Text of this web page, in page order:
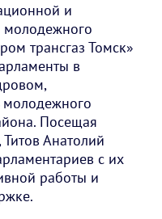
и
трансгаз Томск»
в
молодежного
Посещая
Анатолий
с их
работы и